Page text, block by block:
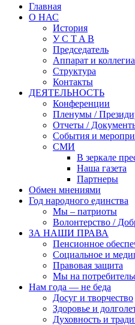
Главная
О НАС
История
У С T A B
Председатель
Аппарат и
Структура
Контакты
ДЕЯТЕЛЬНОСТЬ
Конференции
Пленумы /
Отчеты /
События и
СМИ
В зеркале
Наша газета
Партнеры
Обмен мнениями
Год народного единства
Мы – патриоты
Волонтерство /
ЗА НАШИ ПРАВА
Пенсионное
Социальное и
Правовая защита
Мы на
Нам года — не беда
Досуг и творчество
Здоровье и
Духовность и